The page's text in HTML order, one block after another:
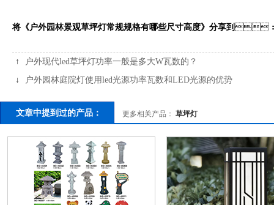
将《户外园林景观草坪灯常规规格有哪些尺寸高度》分享到 
↑
户外现代led草坪灯功率一般是多大W瓦数的？
↓
户外园林庭院灯使用led光源功率瓦数和LED光源的优势
文章中提到过的产品： 更多相关产品： 草坪灯